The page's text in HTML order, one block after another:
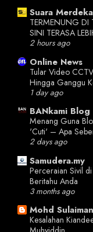
Suara Merdeka
TERMENUNG DI
SINI TERASA
2 hours ago
Online News
Tular Video
Hingga Ganggu
1 day ago
BANkami Blog
Menang Guna
'Cuti' – Apa
2 days ago
Samudera.my
Perceraian Sivil
Beritahu Anda
3 months ago
Mohd
Kesalahan